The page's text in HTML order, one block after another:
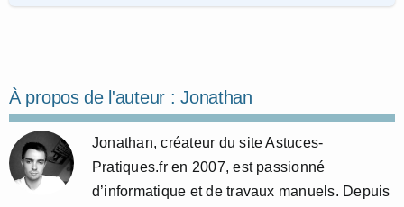
À propos de l'auteur :Jonathan
Jonathan, créateur du site Astuces-
Pratiques.fr en 2007, est passionné
d’informatique et de travaux manuels. Depuis